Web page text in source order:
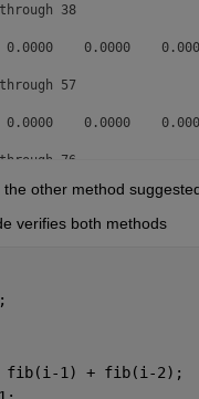
38
0.0000    0.0000
57
0.0000    0.0000
76
0.0000    0.0000
95
0.0000    0.0000
114
0.0000    0.0000
other method
verifies both methods
1) + fib(i-2);